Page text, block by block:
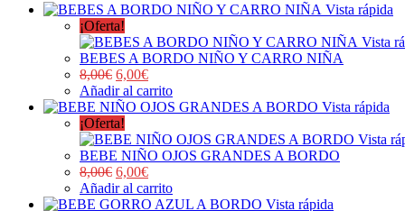
Vista rápida
¡Oferta!
Vista
BEBES A BORDO NIÑO Y CARRO NIÑA
8,00€ 6,00€
Añadir al carrito
Vista rápida
¡Oferta!
Vista
BEBE NIÑO OJOS GRANDES A BORDO
8,00€ 6,00€
Añadir al carrito
Vista rápida